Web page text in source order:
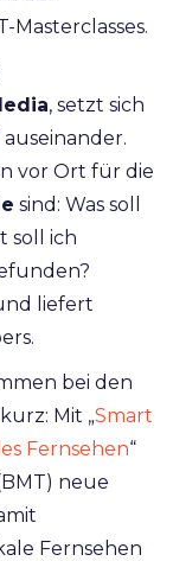
Masterclasses.
, setzt sich
auseinander.
vor Ort für die
sind: Was soll
soll ich
liefert
bei den
Mit „Smart
Fernsehen“
neue
Fernsehen